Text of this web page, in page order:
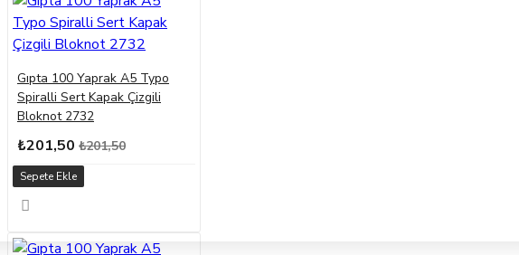
Gıpta 100 Yaprak A5 Typo
Spiralli Sert Kapak Çizgili
Bloknot 2732
₺201,50 ₺201,50
Sepete Ekle